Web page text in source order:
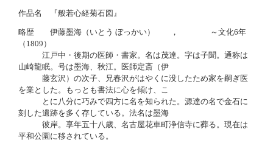
作品名 『般若心経菊石図』
略歴 伊藤墨海（いとう ぼっかい） ， ～文化6年
（1809）
江戸中・後期の医師・書家。名は茂達。字は子聞。通称は
山崎龍眠。号は墨海、秋江。医師定斎（伊
藤玄沢）の次子、兄春沢がはやくに没したため家を嗣ぎ医
を業とした。もっとも書法に心を傾け、こ
とに八分に巧みで四方に名を知られた。源達の名で金石に
刻した遺跡を多く存している。法名は墨海
彼岸。享年五十八歳、名古屋花車町浄信寺に葬る。現在は
平和公園に移されている。